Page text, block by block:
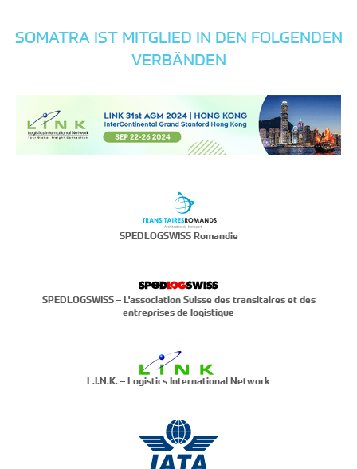
SOMATRA IST MITGLIED IN DEN FOLGENDEN
VERBÄNDEN
SPEDLOGSWISS Romandie
SPEDLOGSWISS – L'association Suisse des transitaires et des
entreprises de logistique
L.I.N.K. – Logistics International Network